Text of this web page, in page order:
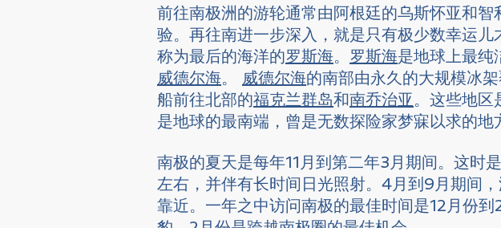
前往南极洲的游轮通常由阿根廷的乌斯怀亚和智
验。再往南进一步深入，就是只有极少数幸运
称为最后的海洋的罗斯海。 罗斯海是地球上最纯
威德尔海。 威德尔海的南部由永久的大规模冰
船前往北部的福克兰群岛和南乔治亚。这些地区
是地球的最南端，曾是无数探险家梦寐以求的地
南极的夏天是每年11月到第二年3月期间。这时
左右，并伴有长时间日光照射。4月到9月期间
靠近。一年之中访问南极的最佳时间是12月份